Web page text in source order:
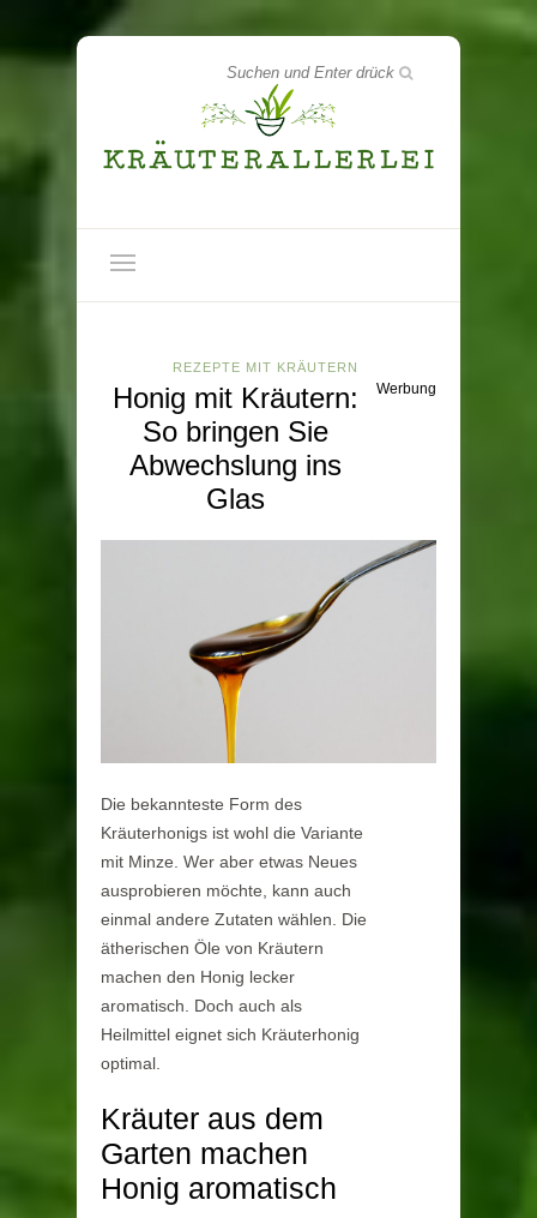
REZEPTE MIT KRÄUTERN
Honig mit Kräutern:
So bringen Sie
Abwechslung ins
Glas
Werbung
Die bekannteste Form des
Kräuterhonigs ist wohl die Variante
mit Minze. Wer aber etwas Neues
ausprobieren möchte, kann auch
einmal andere Zutaten wählen. Die
ätherischen Öle von Kräutern
machen den Honig lecker
aromatisch. Doch auch als
Heilmittel eignet sich Kräuterhonig
optimal.
Kräuter aus dem
Garten machen
Honig aromatisch